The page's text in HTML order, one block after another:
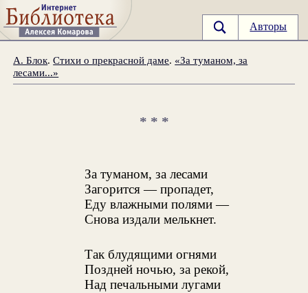
Авторы
А. Блок.Стихи о прекрасной даме. «За туманом, за
лесами...»
* * *
За туманом, за лесами
Загорится — пропадет,
Еду влажными полями —
Снова издали мелькнет.
Так блудящими огнями
Поздней ночью, за рекой,
Над печальными лугами